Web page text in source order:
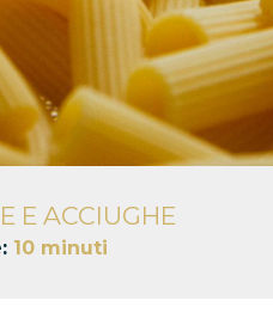
E ACCIUGHE
10 minuti